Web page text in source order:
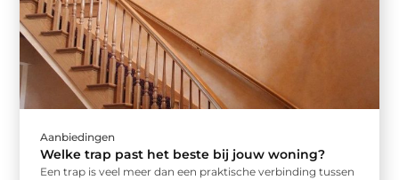
Aanbiedingen
Welke trap past het beste bij jouw woning?
Een trap is veel meer dan een praktische verbinding tussen